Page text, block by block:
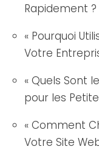
Rapidement ?
« Pourquoi
Votre
« Quels Sont
pour les
« Comment
Votre Site